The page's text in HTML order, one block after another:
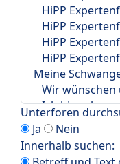
Unterforen
Ja
Nein
Innerhalb suchen: